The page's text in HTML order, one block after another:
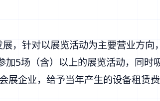
，针对以展览活动为主要营业方
5场（含）以上的展览活动，同时
展企业，给予当年产生的设备租赁